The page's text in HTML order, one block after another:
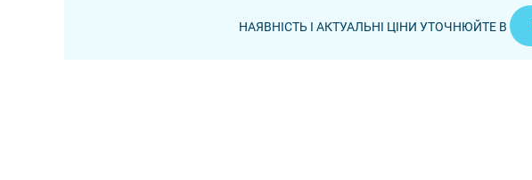
НАЯВНІСТЬ І АКТУАЛЬНІ ЦІНИ УТОЧНЮЙТЕ В